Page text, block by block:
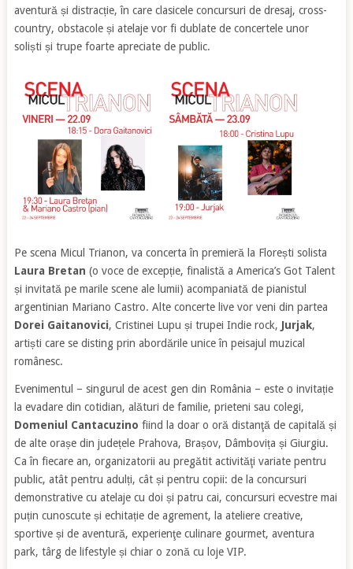
aventură și distracție, în care clasicele concursuri de dresaj, cross-
country, obstacole și atelaje vor fi dublate de concertele unor
soliști și trupe foarte apreciate de public.
Pe scena Micul Trianon, va concerta în premieră la Florești solista
Laura Bretan (o voce de excepție, finalistă a America’s Got Talent
și invitată pe marile scene ale lumii) acompaniată de pianistul
argentinian Mariano Castro. Alte concerte live vor veni din partea
Dorei Gaitanovici, Cristinei Lupu și trupei Indie rock, Jurjak,
artiști care se disting prin abordările unice în peisajul muzical
românesc.
Evenimentul – singurul de acest gen din România – este o invitație
la evadare din cotidian, alături de familie, prieteni sau colegi,
Domeniul Cantacuzino fiind la doar o oră distanţă de capitală și
de alte orașe din județele Prahova, Brașov, Dâmbovița și Giurgiu.
Ca în fiecare an, organizatorii au pregătit activităţi variate pentru
public, atât pentru adulți, cât și pentru copii: de la concursuri
demonstrative cu atelaje cu doi și patru cai, concursuri ecvestre mai
puțin cunoscute și echitație de agrement, la ateliere creative,
sportive și de aventură, experienţe culinare gourmet, aventura
park, târg de lifestyle și chiar o zonă cu loje VIP.